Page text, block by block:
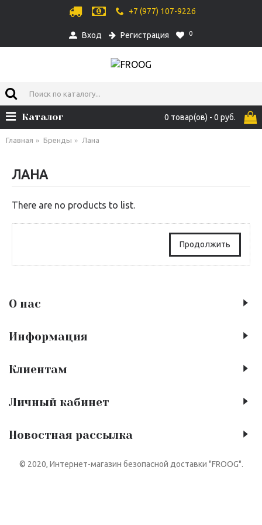
+7 (977) 107-9226
Вход Регистрация 0
0 товар(ов) - 0 руб.
Каталог
Главная Бренды Лана
ЛАНА
There are no products to list.
Продолжить
О нас
Информация
Клиентам
Личный кабинет
Новостная рассылка
© 2020, Интернет-магазин безопасной доставки "FROOG".